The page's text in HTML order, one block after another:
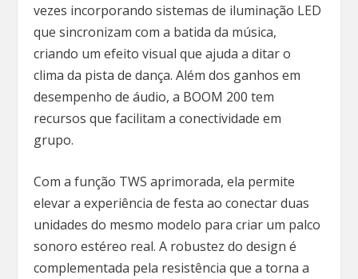
vezes incorporando sistemas de iluminação LED
que sincronizam com a batida da música,
criando um efeito visual que ajuda a ditar o
clima da pista de dança. Além dos ganhos em
desempenho de áudio, a BOOM 200 tem
recursos que facilitam a conectividade em
grupo.
Com a função TWS aprimorada, ela permite
elevar a experiência de festa ao conectar duas
unidades do mesmo modelo para criar um palco
sonoro estéreo real. A robustez do design é
complementada pela resistência que a torna a